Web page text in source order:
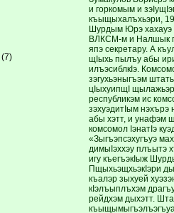
(7)
и горкомым и
къыщыхалъхьэри,
Шурдым Юрэ
ВЛКСМ-м и Налшык
япэ секретару. А
щIыхь пылъу абы
илъэсиблкIэ.
зэгухьэныгъэм
цIыхуипщI
республикэм ис
зэхуэдитIым нэхърэ
абы хэтт, и унафэм
комсомол IэнатIэ
«Зыгъэпсэхугъуэ
димыIэххэу плъытэ
игу къегъэкIыж
ПщыхьэщхьэкIэри
къалэр зыхуей
кIэлъыплъхэм
рейдхэм дыхэтт.